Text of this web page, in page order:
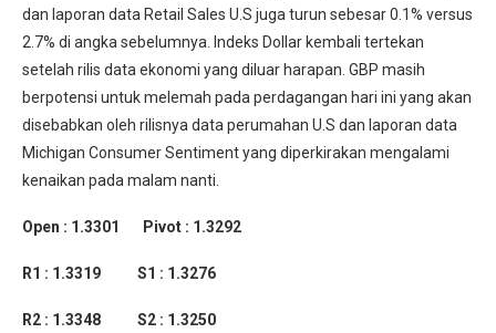
dan laporan data Retail Sales U.S juga turun sebesar 0.1% versus
2.7% di angka sebelumnya. Indeks Dollar kembali tertekan
setelah rilis data ekonomi yang diluar harapan. GBP masih
berpotensi untuk melemah pada perdagangan hari ini yang akan
disebabkan oleh rilisnya data perumahan U.S dan laporan data
Michigan Consumer Sentiment yang diperkirakan mengalami
kenaikan pada malam nanti.
Open : 1.3301 Pivot : 1.3292
R1 : 1.3319 S1 : 1.3276
R2 : 1.3348 S2 : 1.3250